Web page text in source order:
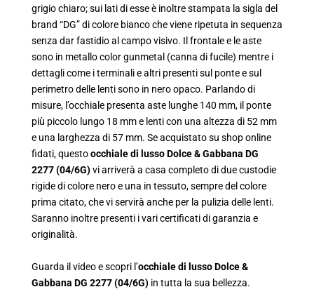
grigio chiaro; sui lati di esse è inoltre stampata la sigla del
brand “DG” di colore bianco che viene ripetuta in sequenza
senza dar fastidio al campo visivo. Il frontale e le aste
sono in metallo color gunmetal (canna di fucile) mentre i
dettagli come i terminali e altri presenti sul ponte e sul
perimetro delle lenti sono in nero opaco. Parlando di
misure, l’occhiale presenta aste lunghe 140 mm, il ponte
più piccolo lungo 18 mm e lenti con una altezza di 52 mm
e una larghezza di 57 mm. Se acquistato su shop online
fidati, questoocchiale di lusso Dolce & Gabbana DG
2277 (04/6G)vi arriverà a casa completo di due custodie
rigide di colore nero e una in tessuto, sempre del colore
prima citato, che vi servirà anche per la pulizia delle lenti.
Saranno inoltre presenti i vari certificati di garanzia e
originalità.
Guarda il video e scopri l’occhiale di lusso Dolce &
Gabbana DG 2277 (04/6G) in tutta la sua bellezza.